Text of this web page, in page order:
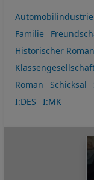
Automobilindustrie
Familie
Historischer Roman
Roman
Schicksal
I:DES
I:MK